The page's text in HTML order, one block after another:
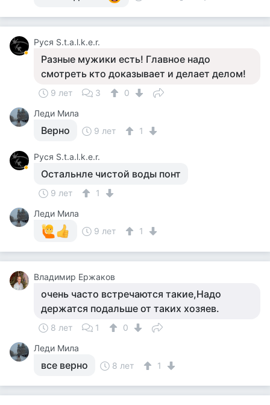
Руся S.t.a.l.k.e.r.
Разные мужики есть! Главное надо
смотреть кто доказывает и делает делом!
9 лет 3
0
Леди Мила
Верно 9 лет 1
Руся S.t.a.l.k.e.r.
Остальнле чистой воды понт
9 лет
1
Леди Мила
9 лет
1
Владимир Ержаков
очень часто встречаются такие,Надо
держатся подальше от таких хозяев.
8 лет 1
0
Леди Мила
все верно 8 лет 1